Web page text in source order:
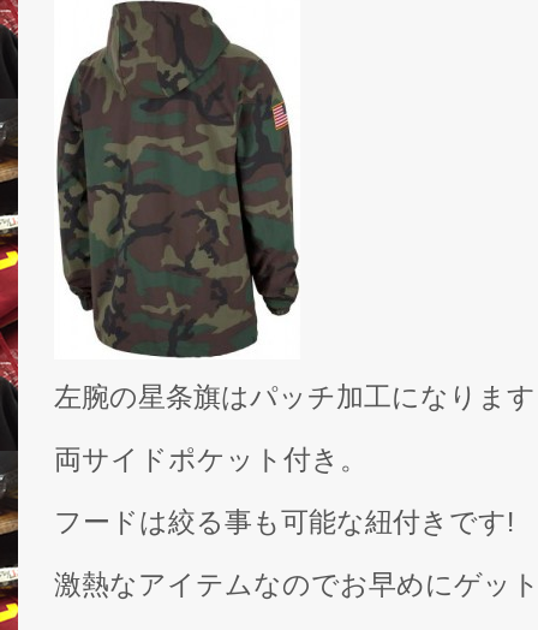
左腕の星条旗はパッチ加工になりま
両サイドポケット付き。
フードは絞る事も可能な紐付きです!
激熱なアイテムなのでお早めにゲッ